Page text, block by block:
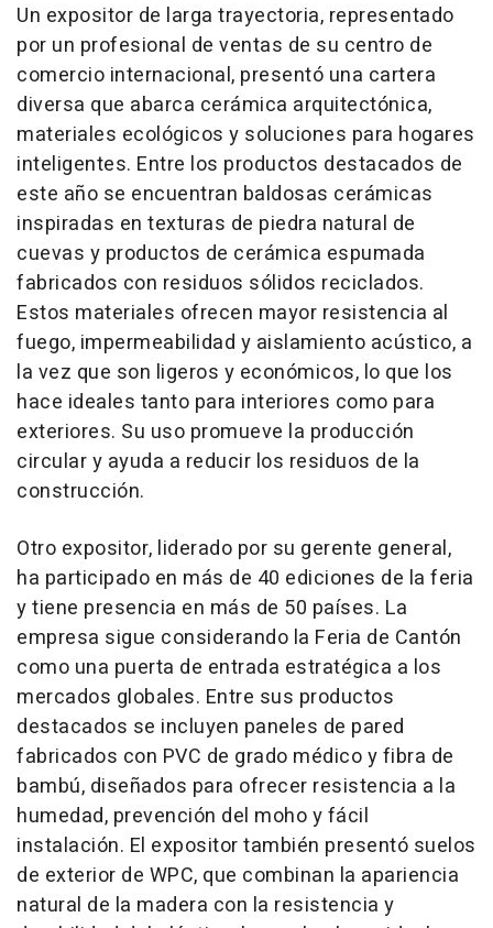
Un expositor de larga trayectoria, representado
por un profesional de ventas de su centro de
comercio internacional, presentó una cartera
diversa que abarca cerámica arquitectónica,
materiales ecológicos y soluciones para hogares
inteligentes. Entre los productos destacados de
este año se encuentran baldosas cerámicas
inspiradas en texturas de piedra natural de
cuevas y productos de cerámica espumada
fabricados con residuos sólidos reciclados.
Estos materiales ofrecen mayor resistencia al
fuego, impermeabilidad y aislamiento acústico, a
la vez que son ligeros y económicos, lo que los
hace ideales tanto para interiores como para
exteriores. Su uso promueve la producción
circular y ayuda a reducir los residuos de la
construcción.
Otro expositor, liderado por su gerente general,
ha participado en más de 40 ediciones de la feria
y tiene presencia en más de 50 países. La
empresa sigue considerando la Feria de Cantón
como una puerta de entrada estratégica a los
mercados globales. Entre sus productos
destacados se incluyen paneles de pared
fabricados con PVC de grado médico y fibra de
bambú, diseñados para ofrecer resistencia a la
humedad, prevención del moho y fácil
instalación. El expositor también presentó suelos
de exterior de WPC, que combinan la apariencia
natural de la madera con la resistencia y